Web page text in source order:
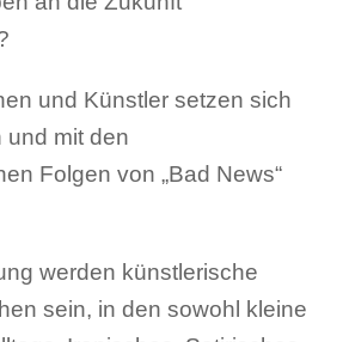
und Künstler setzen sich
und mit den
Folgen von „Bad News“
werden künstlerische
sein, in den sowohl kleine